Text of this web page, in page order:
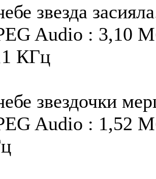
звезда
Audio : 3,10
КГц
звездочки
Audio : 1,52